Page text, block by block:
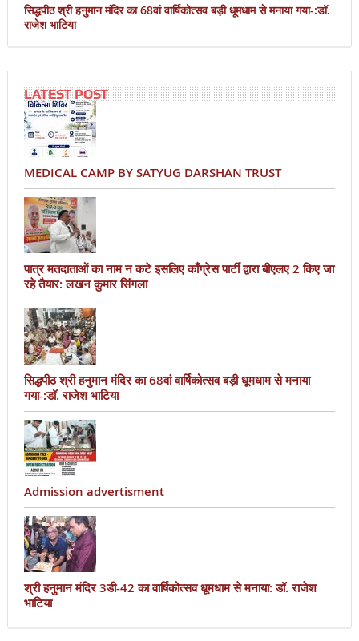
सिद्धपीठ श्री हनुमान मंदिर का 68वां वार्षिकोत्सव बड़ी धूमधाम से मनाया गया-:डॉ.
राजेश भाटिया
LATEST POST
MEDICAL CAMP BY SATYUG DARSHAN TRUST
पात्र मतदाताओं का नाम न कटे इसलिए काँग्रेस पार्टी द्वारा बीएलए 2 किए जा
रहे तैयार: लखन कुमार सिंगला
सिद्धपीठ श्री हनुमान मंदिर का 68वां वार्षिकोत्सव बड़ी धूमधाम से मनाया
गया-:डॉ. राजेश भाटिया
Admission advertisment
श्री हनुमान मंदिर 3डी-42 का वार्षिकोत्सव धूमधाम से मनाया: डॉ. राजेश
भाटिया